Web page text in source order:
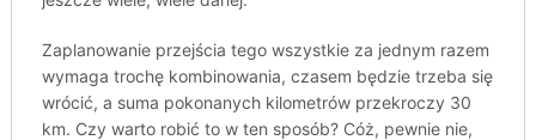
Zaplanowanie przejścia tego wszystkie za jednym razem
wymaga trochę kombinowania, czasem będzie trzeba się
wrócić, a suma pokonanych kilometrów przekroczy 30
km. Czy warto robić to w ten sposób? Cóż, pewnie nie,